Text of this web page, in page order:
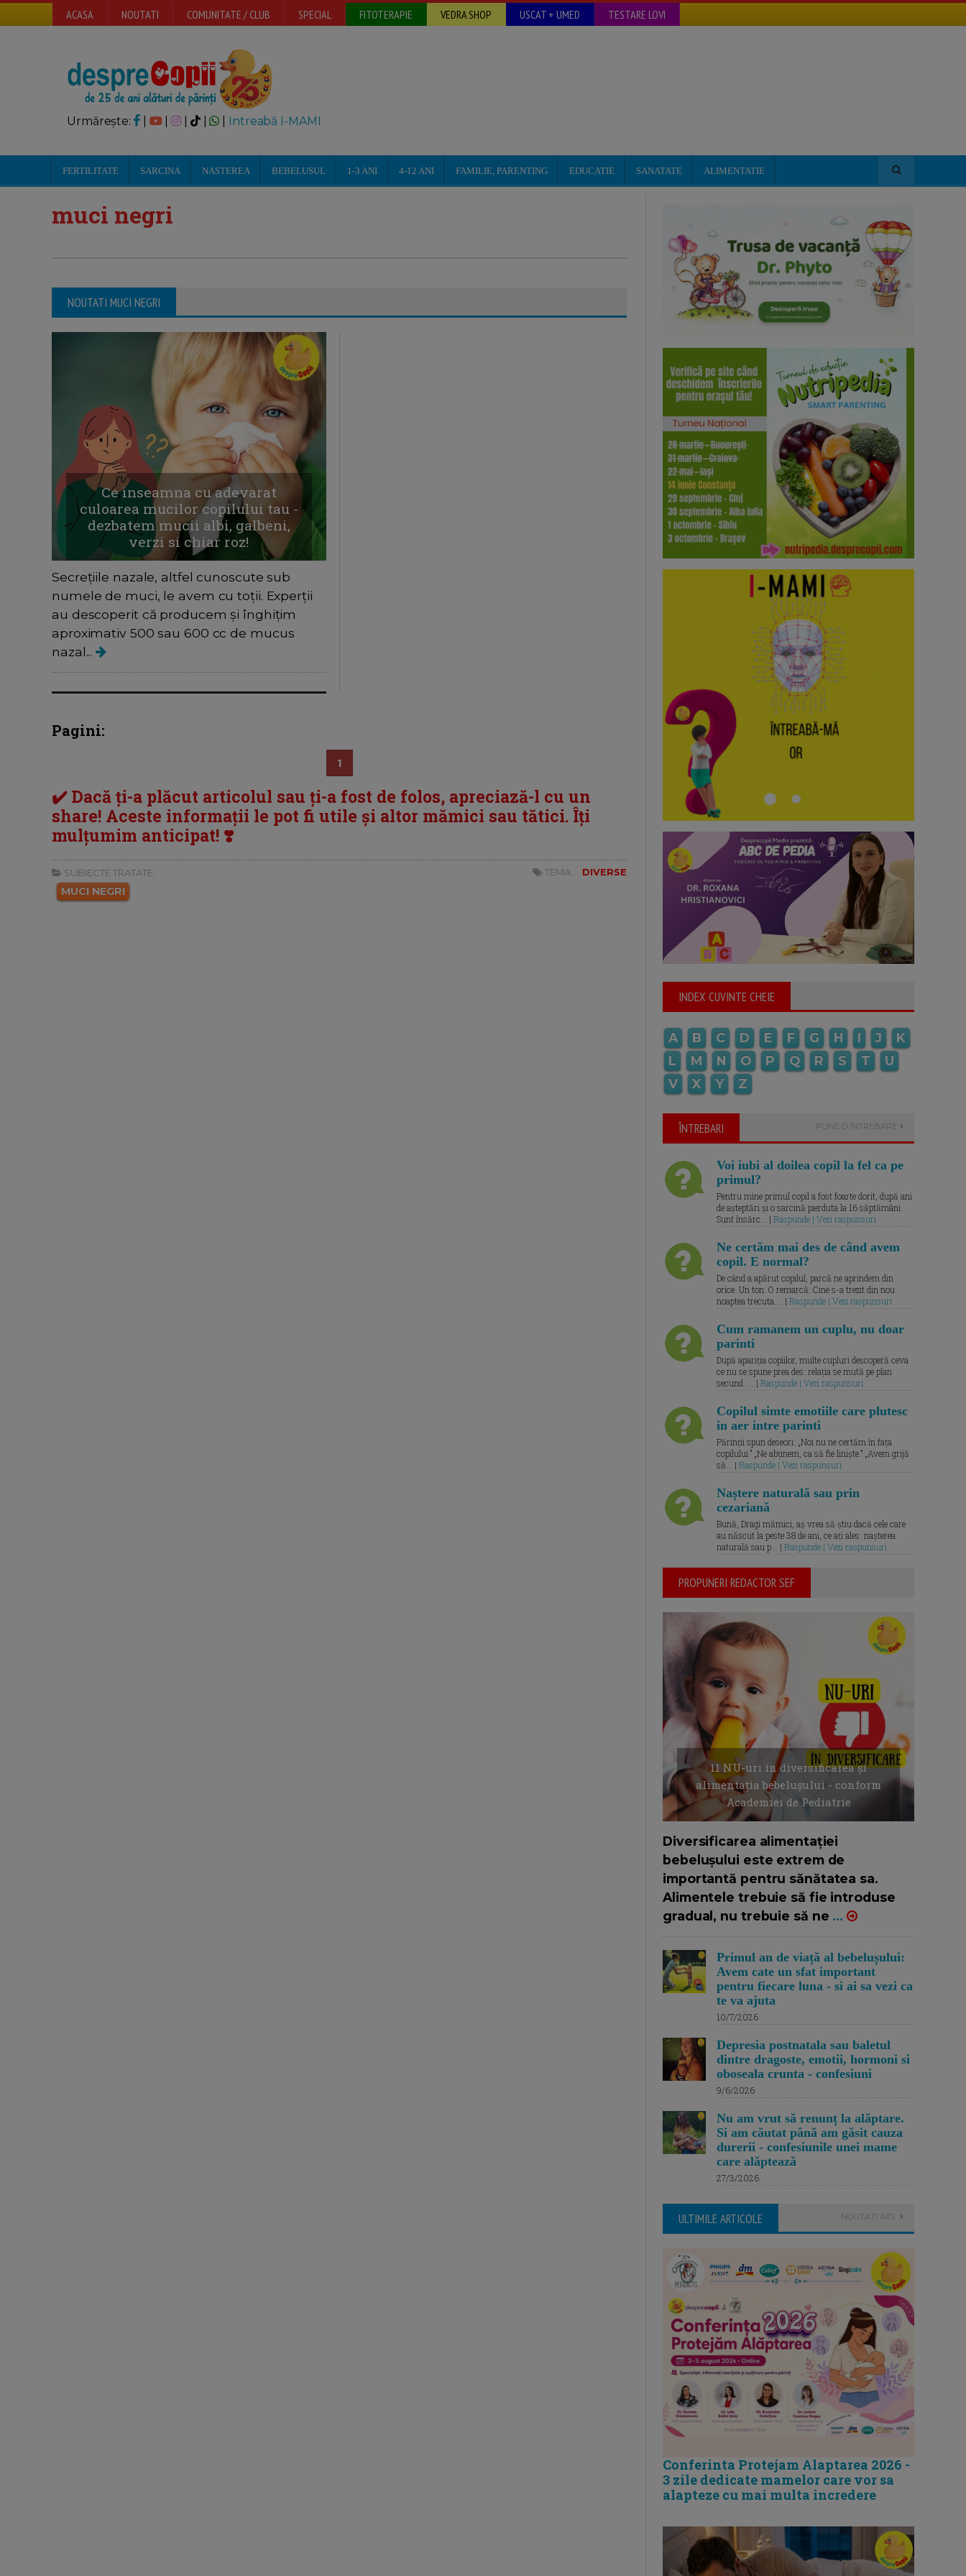
ACASA NOUTATI COMUNITATE / CLUB SPECIAL FITOTERAPIE VEDRA SHOP USCAT + UMED TESTARE LOVI
Urmărește: | | Intreabă I-MAMI
FERTILITATE SARCINA NASTEREA BEBELUSUL 1-3 ANI 4-12 ANI FAMILIE, PARENTING EDUCATIE SANATATE ALIMENTATIE
muci negri
NOUTATI MUCI NEGRI
Ce inseamna cu adevarat
culoarea mucilor copilului tau -
dezbatem mucii albi, galbeni,
verzi si chiar roz!
Secrețiile nazale, altfel cunoscute sub
numele de muci, le avem cu toții. Experții
au descoperit că producem și înghițim
aproximativ 500 sau 600 cc de mucus
nazal...
Pagini:
1
✔️ Dacă ți-a plăcut articolul sau ți-a fost de folos, apreciază-l cu un
share! Aceste informații le pot fi utile și altor mămici sau tătici. Îți
mulțumim anticipat! ❣️
SUBIECTE TRATATE:
MUCI NEGRI
TEMA: DIVERSE
INDEX CUVINTE CHEIE
A B C D E F G H I J
K
L
M N O P Q R S T
U
V
X Y Z
ÎNTREBARI PUNE O ÎNTREBARE
Voi iubi al doilea copil la fel ca pe
primul?
Pentru mine primul copil a fost foarte dorit, după ani
de așteptări și o sarcină pierduta la 16 săptămâni.
Sunt însărc... | Raspunde | Vezi raspunsuri
Ne certăm mai des de când avem
copil. E normal?
De când a apărut copilul, parcă ne aprindem din
orice. Un ton. O remarcă. Cine s-a trezit din nou
noaptea trecuta.... | Raspunde | Vezi raspunsuri
Cum ramanem un cuplu, nu doar
parinti
După apariția copiilor, multe cupluri descoperă ceva
ce nu se spune prea des: relația se mută pe plan
secund. ... | Raspunde | Vezi raspunsuri
Copilul simte emotiile care plutesc
in aer intre parinti
Părinții spun deseori: „Noi nu ne certăm în fața
copilului.” „Ne abținem, ca să fie liniște.” „Avem grijă
să... | Raspunde | Vezi raspunsuri
Naștere naturală sau prin
cezariană
Bună, Dragi mămici, aș vrea să știu dacă cele care
au născut la peste 38 de ani, ce ați ales: nașterea
naturală sau p... | Raspunde | Vezi raspunsuri
PROPUNERI REDACTOR SEF
11 NU-uri in diversificarea și
alimentația bebelușului - conform
Academiei de Pediatrie
Diversificarea alimentației
bebelușului este extrem de
importantă pentru sănătatea sa.
Alimentele trebuie să fie introduse
gradual, nu trebuie să ne ...
Primul an de viață al bebelușului:
Avem cate un sfat important
pentru fiecare luna - si ai sa vezi ca
te va ajuta
10/7/2026
Depresia postnatala sau baletul
dintre dragoste, emotii, hormoni si
oboseala crunta - confesiuni
9/6/2026
Nu am vrut să renunț la alăptare.
Si am căutat până am găsit cauza
durerii - confesiunile unei mame
care alăptează
27/3/2026
ULTIMILE ARTICOLE NOUTATI AICI
Conferinta Protejam Alaptarea 2026 -
3 zile dedicate mamelor care vor sa
alapteze cu mai multa incredere